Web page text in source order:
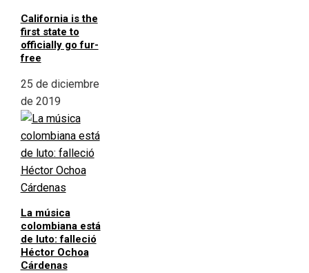
California is the
first state to
officially go fur-
free
25 de diciembre
de 2019
La música
colombiana está
de luto: falleció
Héctor Ochoa
Cárdenas